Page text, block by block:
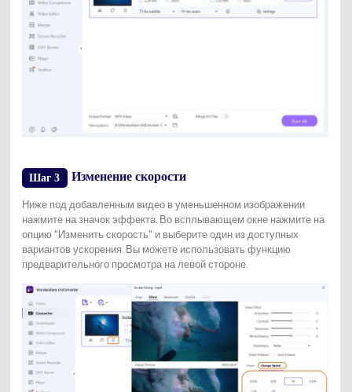
Шаг 3 Изменение скорости
Ниже под добавленным видео в уменьшенном изображении
нажмите на значок эффекта. Во всплывающем окне нажмите на
опцию "Изменить скорость" и выберите один из доступных
вариантов ускорения. Вы можете использовать функцию
предварительного просмотра на левой стороне.